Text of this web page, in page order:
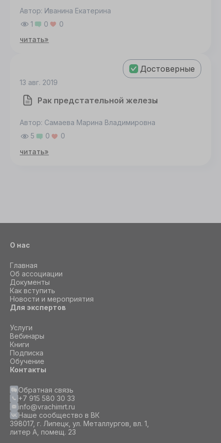
Автор: Иванина Екатерина
1
0
0
читать»
Достоверные
13 авг. 2019
Рак предстательной железы
Автор: Самаева Марина Владимировна
5
0
0
читать»
О нас
Главная
Об ассоциации
Документы
Как вступить
Новости и мероприятия
Для экспертов
Услуги
Вебинары
Книги
Подписка
Обучение
Контакты
Обратная связь
+7 915 580 30 33
info@vrachimrt.ru
Наше сообщество в ВК
398017, г. Липецк, ул. Металлургов, вл. 1,
литер А, помещ. 23